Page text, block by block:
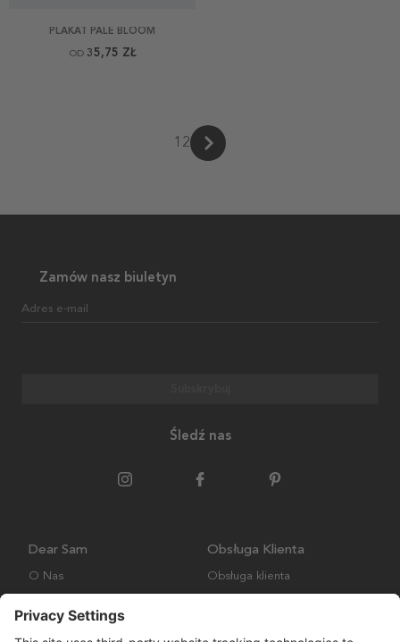
PLAKAT PALE BLOOM
OD 35,75 ZŁ
1 2
Zamów nasz biuletyn
Adres e-mail
Śledź nas
Dear Sam
O Nas
Obsługa Klienta
Obsługa klienta